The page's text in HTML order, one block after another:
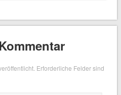
Erforderliche Felder sind